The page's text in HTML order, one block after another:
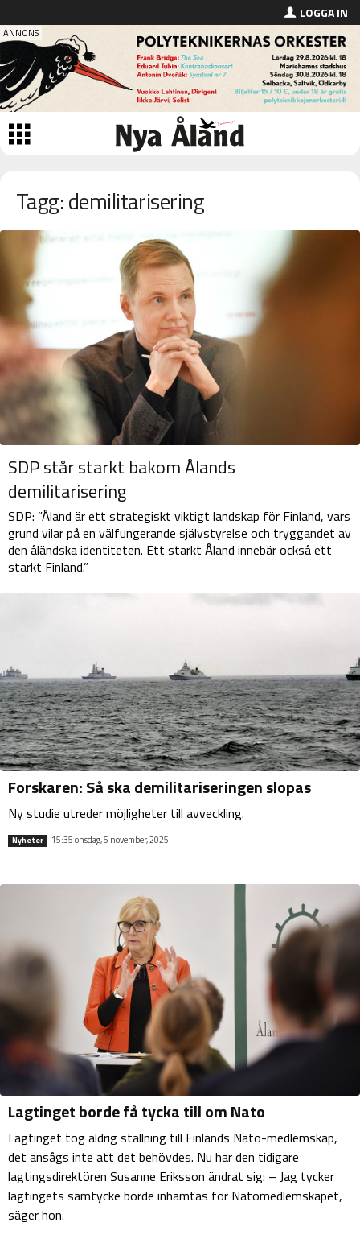
LOGGA IN
Tagg: demilitarisering
SDP står starkt bakom Ålands
demilitarisering
SDP: ”Åland är ett strategiskt viktigt landskap för Finland, vars
grund vilar på en välfungerande självstyrelse och tryggandet av
den åländska identiteten. Ett starkt Åland innebär också ett
starkt Finland.”
Forskaren: Så ska demilitariseringen slopas
Ny studie utreder möjligheter till avveckling.
Nyheter 15:35 onsdag, 5 november, 2025
Lagtinget borde få tycka till om Nato
Lagtinget tog aldrig ställning till Finlands Nato-medlemskap,
det ansågs inte att det behövdes. Nu har den tidigare
lagtingsdirektören Susanne Eriksson ändrat sig: – Jag tycker
lagtingets samtycke borde inhämtas för Natomedlemskapet,
säger hon.